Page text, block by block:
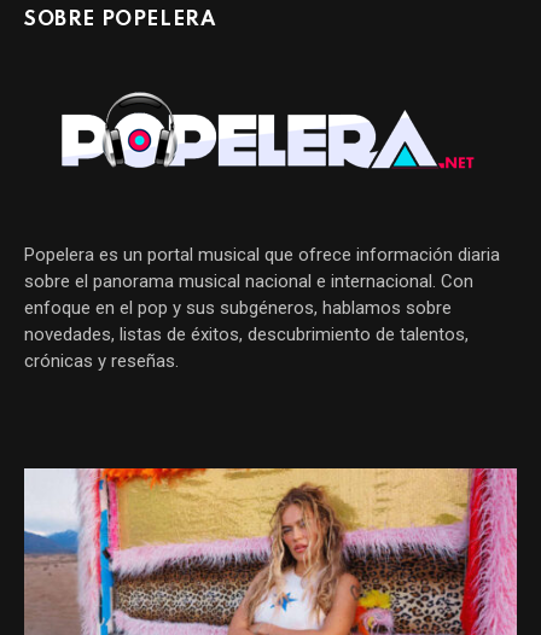
SOBRE POPELERA
Popelera es un portal musical que ofrece información diaria
sobre el panorama musical nacional e internacional. Con
enfoque en el pop y sus subgéneros, hablamos sobre
novedades, listas de éxitos, descubrimiento de talentos,
crónicas y reseñas.